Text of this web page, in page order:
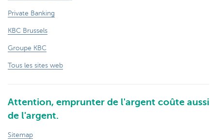
Private Banking
KBC Brussels
Groupe KBC
Tous les sites web
Attention, emprunter de l'argent coûte aussi
de l'argent.
Sitemap